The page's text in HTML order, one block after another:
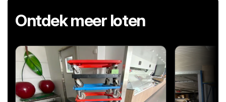
Ontdek meer loten